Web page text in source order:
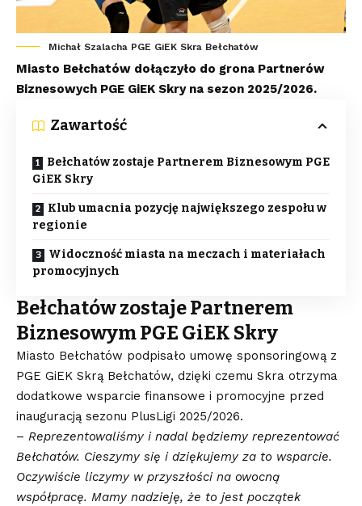
Michał Szalacha PGE GiEK Skra Bełchatów
Miasto Bełchatów dołączyło do grona Partnerów
Biznesowych PGE GiEK Skry na sezon 2025/2026.
Zawartość
Bełchatów zostaje Partnerem Biznesowym PGE
GiEK Skry
Klub umacnia pozycję największego zespołu w
regionie
Widoczność miasta na meczach i materiałach
promocyjnych
Bełchatów zostaje Partnerem
Biznesowym PGE GiEK Skry
Miasto Bełchatów podpisało umowę sponsoringową z
PGE GiEK Skrą Bełchatów, dzięki czemu Skra otrzyma
dodatkowe wsparcie finansowe i promocyjne przed
inauguracją sezonu PlusLigi 2025/2026.
– Reprezentowaliśmy i nadal będziemy reprezentować
Bełchatów. Cieszymy się i dziękujemy za to wsparcie.
Oczywiście liczymy w przyszłości na owocną
współpracę. Mamy nadzieję, że to jest początek